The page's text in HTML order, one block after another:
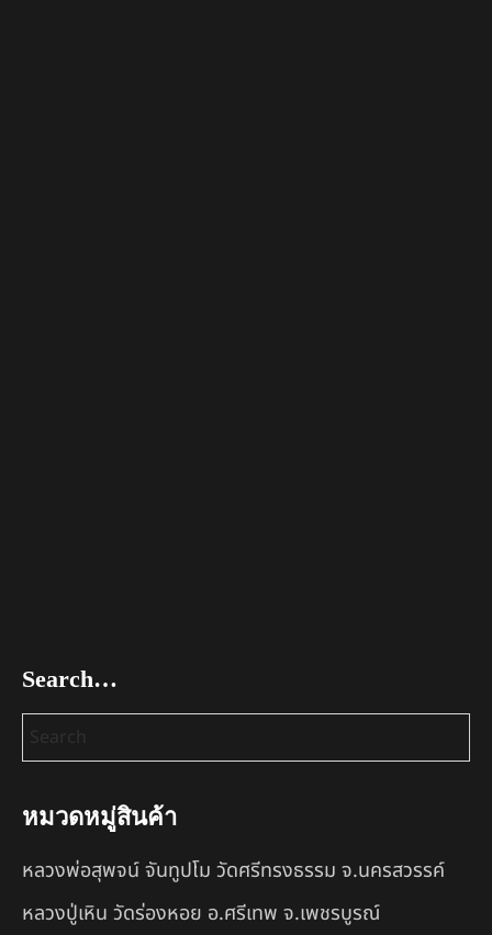
Search…
หมวดหมู่สินค้า
หลวงพ่อสุพจน์ จันทูปโม วัดศรีทรงธรรม จ.นครสวรรค์
หลวงปู่เหิน วัดร่องหอย อ.ศรีเทพ จ.เพชรบูรณ์